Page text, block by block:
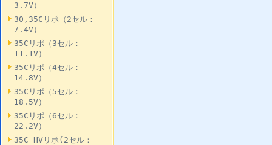
3.7V）
30,35Cリポ（2セル：
7.4V）
35Cリポ（3セル：
11.1V）
35Cリポ（4セル：
14.8V）
35Cリポ（5セル：
18.5V）
35Cリポ（6セル：
22.2V）
35C HVリポ(2セル：